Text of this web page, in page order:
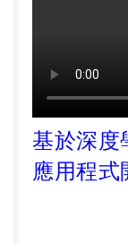
基於深度
應用程式